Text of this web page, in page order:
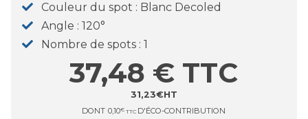
Couleur du spot
Blanc Decoled
Angle
120°
Nombre de spots 1
31,23€HT
37,48 € TTC
DONT 0,10€ TTC D'ÉCO-CONTRIBUTION